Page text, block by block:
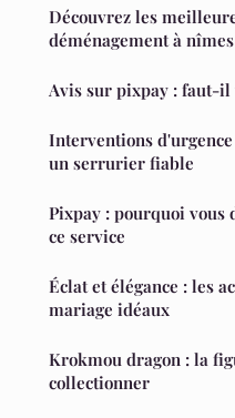
Découvrez les
déménagement à
Avis sur pixpay : faut-
Interventions
un serrurier fiable
Pixpay : pourquoi vous
ce service
Éclat et élégance : les
mariage idéaux
Krokmou dragon : la
collectionner